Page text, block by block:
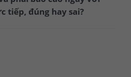
tiếp, đúng hay sai?